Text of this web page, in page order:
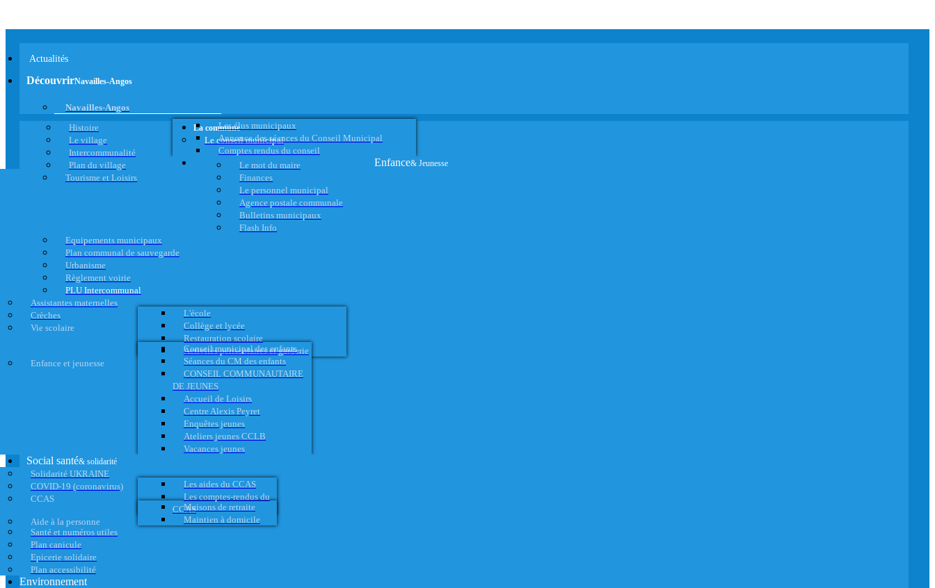
Actualités
DécouvrirNavailles-Angos
Navailles-Angos
Histoire
Le village
Intercommunalité
Plan du village
Tourisme et Loisirs
La commune
Le conseil municipal
Les élus municipaux
Annonce des séances du Conseil Municipal
Comptes rendus du conseil
Le mot du maire
Finances
Le personnel municipal
Agence postale communale
Bulletins municipaux
Flash Info
Equipements municipaux
Plan communal de sauvegarde
Urbanisme
Règlement voirie
PLU Intercommunal
Enfance& Jeunesse
Assistantes maternelles
Crèches
Vie scolaire
L'école
Collège et lycée
Restauration scolaire
Activités périscolaires et garderie
Enfance et jeunesse
Conseil municipal des enfants
Séances du CM des enfants
CONSEIL COMMUNAUTAIRE
DE JEUNES
Accueil de Loisirs
Centre Alexis Peyret
Enquêtes jeunes
Ateliers jeunes CCLB
Vacances jeunes
Social santé& solidarité
Solidarité UKRAINE
COVID-19 (coronavirus)
CCAS
Les aides du CCAS
Les comptes-rendus du
CCAS
Aide à la personne
Maisons de retraite
Maintien à domicile
Santé et numéros utiles
Plan canicule
Epicerie solidaire
Plan accessibilité
Environnement